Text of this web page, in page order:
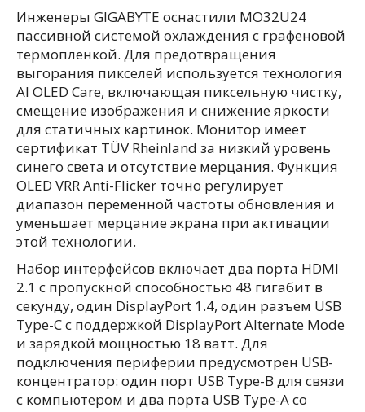
Инженеры GIGABYTE оснастили MO32U24
пассивной системой охлаждения с графеновой
термопленкой. Для предотвращения
выгорания пикселей используется технология
AI OLED Care, включающая пиксельную чистку,
смещение изображения и снижение яркости
для статичных картинок. Монитор имеет
сертификат TÜV Rheinland за низкий уровень
синего света и отсутствие мерцания. Функция
OLED VRR Anti-Flicker точно регулирует
диапазон переменной частоты обновления и
уменьшает мерцание экрана при активации
этой технологии.
Набор интерфейсов включает два порта HDMI
2.1 с пропускной способностью 48 гигабит в
секунду, один DisplayPort 1.4, один разъем USB
Type-C с поддержкой DisplayPort Alternate Mode
и зарядкой мощностью 18 ватт. Для
подключения периферии предусмотрен USB-
концентратор: один порт USB Type-B для связи
с компьютером и два порта USB Type-A со